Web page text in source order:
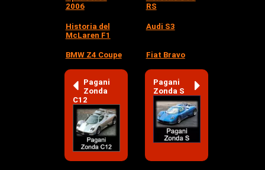
2006
RS
Historia del
McLaren F1
Audi S3
BMW Z4 Coupe Fiat Bravo
Pagani
Zonda
C12
Pagani
Zonda S